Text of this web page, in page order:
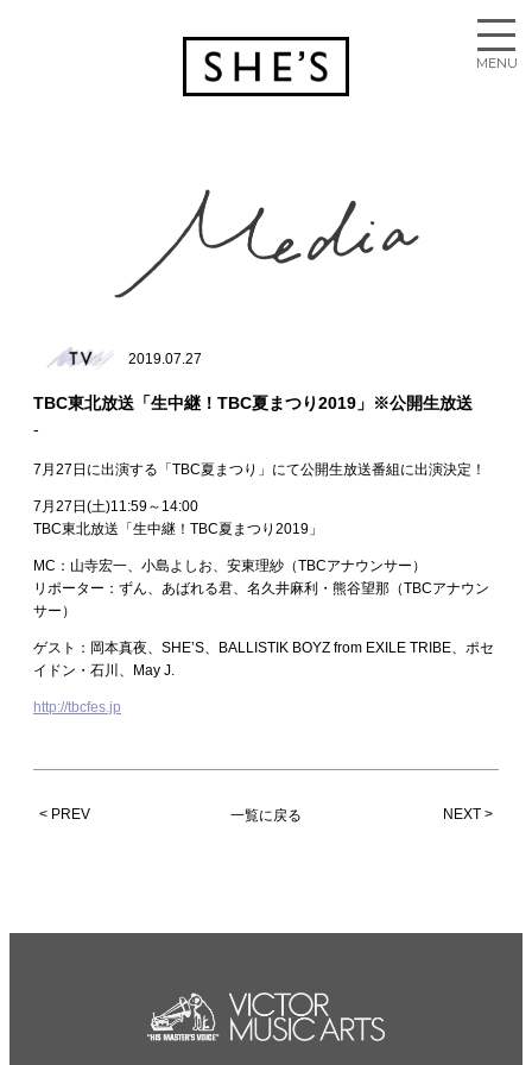
2019.07.27
TBC東北放送「生中継！TBC夏まつり2019」※公開生放送
7月27日に出演する「TBC夏まつり」にて公開生放送番組に出演決定！
7月27日(土)11:59～14:00
TBC東北放送「生中継！TBC夏まつり2019」
MC：山寺宏一、小島よしお、安東理紗（TBCアナウンサー）
リポーター：ずん、あばれる君、名久井麻利・熊谷望那（TBCアナウン
サー）
ゲスト：岡本真夜、SHE’S、BALLISTIK BOYZ from EXILE TRIBE、ポセ
イドン・石川、May J.
http://tbcfes.jp
< PREV NEXT >
一覧に戻る